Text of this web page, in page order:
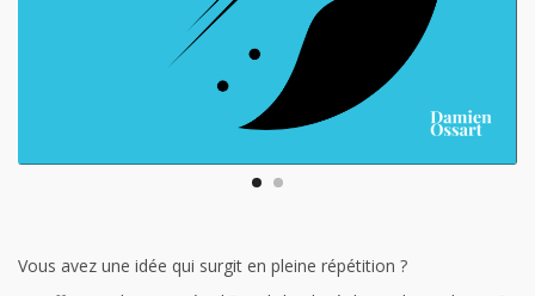
Vous avez une idée qui surgit en pleine répétition ?